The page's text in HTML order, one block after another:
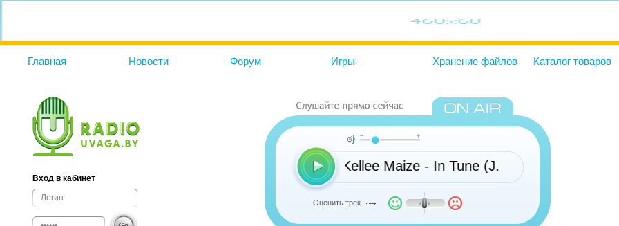
Главная Новости Форум Игры Хранение файлов Каталог товаров
Вход в кабинет
Kellee Maize - In Tune (J. Glaze Remix)
Оценить трек